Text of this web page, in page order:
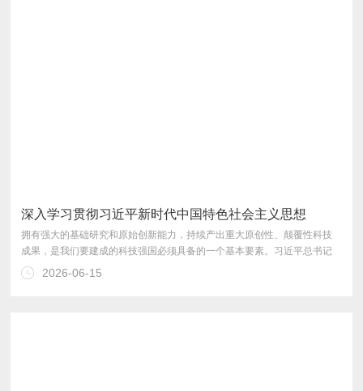
深入学习贯彻习近平新时代中国特色社会主义思想
2026-06-15